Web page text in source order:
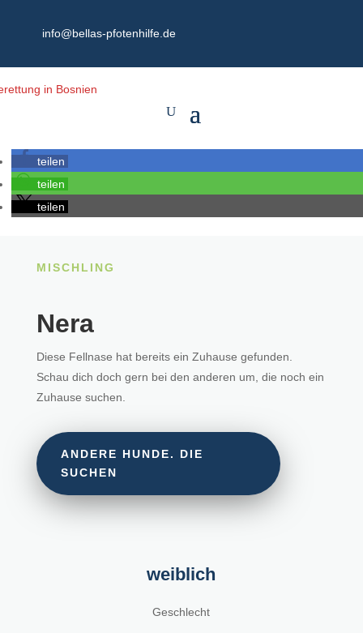
info@bellas-pfotenhilfe.de
teilen
teilen
teilen
MISCHLING
Nera
Diese Fellnase hat bereits ein Zuhause gefunden.
Schau dich doch gern bei den anderen um, die noch ein
Zuhause suchen.
ANDERE HUNDE. DIE
SUCHEN
weiblich
Geschlecht